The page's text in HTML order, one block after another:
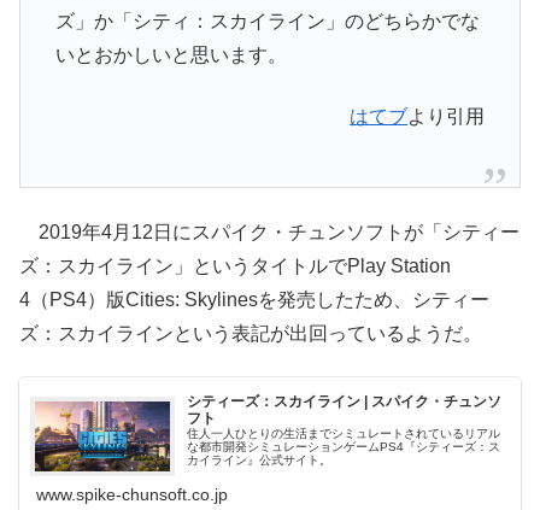
ズ」か「シティ：スカイライン」のどちらかでな
いとおかしいと思います。
はてブより引用
2019年4月12日にスパイク・チュンソフトが「シティー
ズ：スカイライン」というタイトルでPlay Station
4（PS4）版Cities: Skylinesを発売したため、シティー
ズ：スカイラインという表記が出回っているようだ。
シティーズ：スカイライン | スパイク・チュンソ
フト
住人一人ひとりの生活までシミュレートされているリアル
な都市開発シミュレーションゲームPS4『シティーズ：ス
カイライン』公式サイト。
www.spike-chunsoft.co.jp